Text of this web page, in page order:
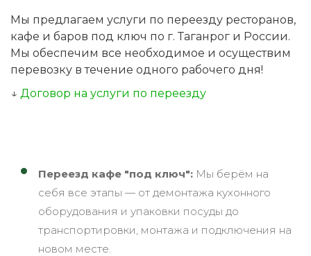
Мы предлагаем услуги по переезду ресторанов,
кафе и баров под ключ по г. Таганрог и России.
Мы обеспечим все необходимое и осуществим
перевозку в течение одного рабочего дня!
↓ Договор на услуги по переезду
Переезд кафе "под ключ": Мы берём на
себя все этапы — от демонтажа кухонного
оборудования и упаковки посуды до
транспортировки, монтажа и подключения на
новом месте.